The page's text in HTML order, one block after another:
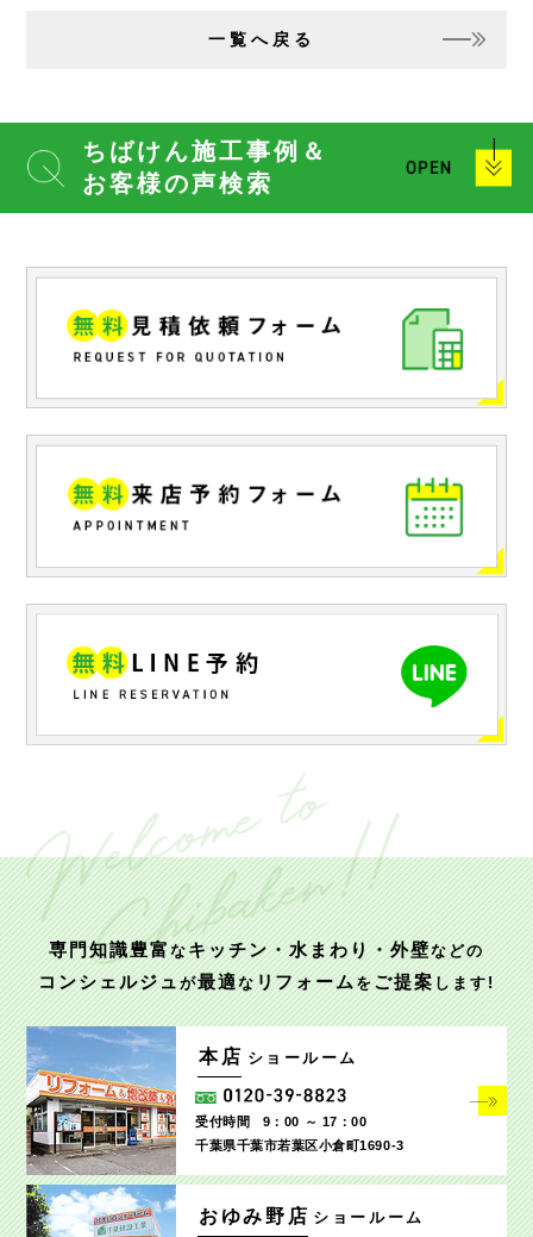
一覧へ戻る
ちばけん施工事例＆
お客様の声検索
専門知識豊富なキッチン・水まわり・外壁などの
コンシェルジュが最適なリフォームをご提案します!
本店 ショールーム
受付時間
9：00 ～ 17：00
千葉県千葉市若葉区小倉町1690‐3
おゆみ野店 ショールーム